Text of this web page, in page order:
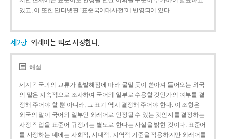
있고, 이 또한 인터넷판 “표준국어대사전”에 반영되어 있다.
제2항 외래어는 따로 사정한다.
해설
세계 각국과의 교류가 활발해짐에 따라 물밀 듯이 쏟아져 들어오는 외국
의 말은 지속적으로 조사하여 국어의 일부로 수용할 것인가의 여부를 결
정해 주어야 할 뿐 아니라, 그 표기 역시 결정해 주어야 한다. 이 조항은
외국의 말이 국어의 일부인 외래어로 인정될 수 있는 것인지를 결정하는
사정 작업을 표준어 규정과는 별도로 한다는 사실을 밝힌 것이다. 표준어
를 사정하는 데에는 사회적, 시대적, 지역적 기준을 적용하지만 외래어를